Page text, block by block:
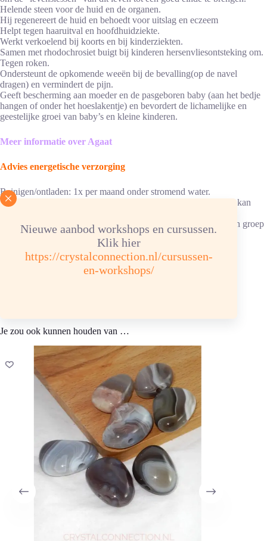
Nieuwe aanbod workshops en cursussen.
Klik hier
https://crystalconnection.nl/cursussen-
en-workshops/
Helende steen voor de huid en de organen.
Hij regenereert de huid en behoedt voor uitslag en eczeem
Helpt tegen haaruitval en hoofdhuidziekte.
Werkt verkoelend bij koorts en bij kinderziekten.
Samen met rhodochrosiet buigt bij kinderen hersenvliesontsteking om.
Tegen roken.
Ondersteunt de opkomende weeën bij de bevalling(op de navel
dragen) en vermindert de pijn.
Geeft bescherming aan moeder en de pasgeboren baby (aan het bedje
hangen of onder het hoeslakentje) en bevordert de lichamelijke en
geestelijke groei van baby’s en kleine kinderen.
Meer informatie over Agaat
Advies energetische verzorging
Reinigen/ontladen: 1x per maand onder stromend water.
Ketting/armband 6 uur in hematietverzorgingssteentjes elastiek kan
Opladen: aansluitend, 6 uur in de zon/daglicht opladen of in een groep
bergkristalgroep/bergkristalverzorgingssteentjes.
Chemische samenstelling: SiO² Hardheid 7
Kleur: roze, grijs tot wit, zacht geband.
Je zou ook kunnen houden van …